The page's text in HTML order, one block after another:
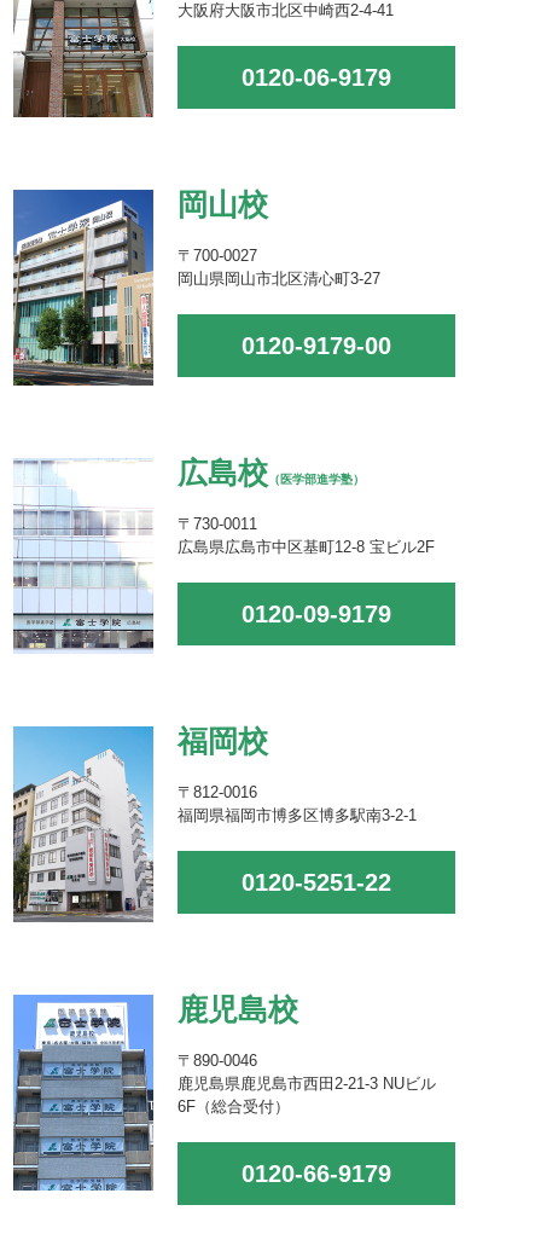
大阪府大阪市北区中崎西2-4-41
0120-06-9179
岡山校
〒700-0027
岡山県岡山市北区清心町3-27
0120-9179-00
広島校 （医学部進学塾）
〒730-0011
広島県広島市中区基町12-8 宝ビル2F
0120-09-9179
福岡校
〒812-0016
福岡県福岡市博多区博多駅南3-2-1
0120-5251-22
鹿児島校
〒890-0046
鹿児島県鹿児島市西田2-21-3 NUビル
6F（総合受付）
0120-66-9179